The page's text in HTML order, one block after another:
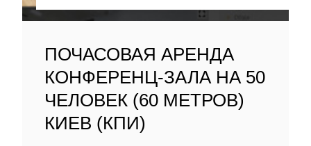
ПОЧАСОВАЯ АРЕНДА
КОНФЕРЕНЦ-ЗАЛА НА 50
ЧЕЛОВЕК (60 МЕТРОВ)
КИЕВ (КПИ)